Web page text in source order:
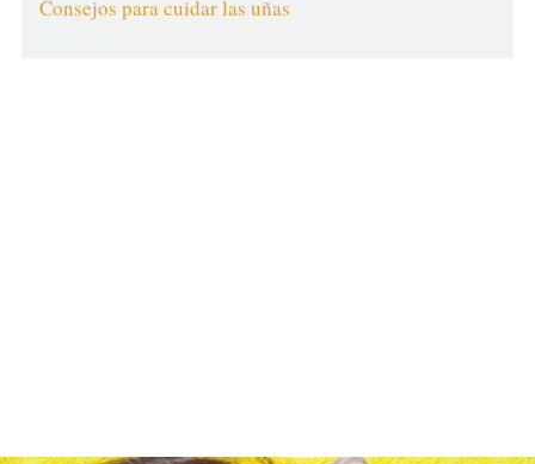
Consejos para cuidar las uñas